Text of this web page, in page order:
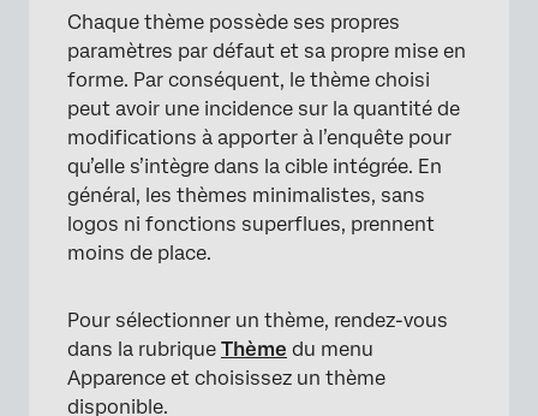
×
Chaque thème possède ses propres
paramètres par défaut et sa propre mise en
forme. Par conséquent, le thème choisi
peut avoir une incidence sur la quantité de
modifications à apporter à l’enquête pour
qu’elle s’intègre dans la cible intégrée. En
général, les thèmes minimalistes, sans
logos ni fonctions superflues, prennent
moins de place.
Pour sélectionner un thème, rendez-vous
dans la rubrique Thème du menu
Apparence et choisissez un thème
disponible.